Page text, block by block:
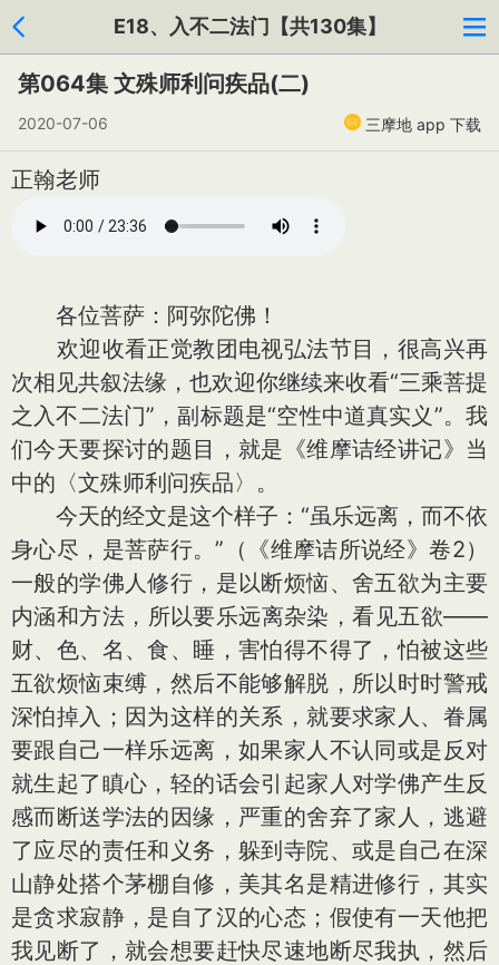
E18、入不二法门【共130集】
第064集 文殊师利问疾品(二)
2020-07-06 三摩地 app 下载
正翰老师
各位菩萨：阿弥陀佛！
欢迎收看正觉教团电视弘法节目，很高兴再
次相见共叙法缘，也欢迎你继续来收看“三乘菩提
之入不二法门”，副标题是“空性中道真实义”。我
们今天要探讨的题目，就是《维摩诘经讲记》当
中的〈文殊师利问疾品〉。
今天的经文是这个样子：“虽乐远离，而不依
身心尽，是菩萨行。”（《维摩诘所说经》卷2）
一般的学佛人修行，是以断烦恼、舍五欲为主要
内涵和方法，所以要乐远离杂染，看见五欲——
财、色、名、食、睡，害怕得不得了，怕被这些
五欲烦恼束缚，然后不能够解脱，所以时时警戒
深怕掉入；因为这样的关系，就要求家人、眷属
要跟自己一样乐远离，如果家人不认同或是反对
就生起了瞋心，轻的话会引起家人对学佛产生反
感而断送学法的因缘，严重的舍弃了家人，逃避
了应尽的责任和义务，躲到寺院、或是自己在深
山静处搭个茅棚自修，美其名是精进修行，其实
是贪求寂静，是自了汉的心态；假使有一天他把
我见断了，就会想要赶快尽速地断尽我执，然后